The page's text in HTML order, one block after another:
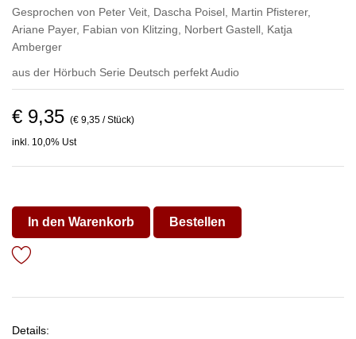
Gesprochen von Peter Veit Dascha Poisel Martin Pfisterer,
Ariane Payer, Fabian von Klitzing Norbert Gastell Katja
Amberger
aus der Hörbuch Serie Deutsch perfekt Audio
€ 9,35 (€ 9,35 / Stück)
inkl. 10,0% Ust
In den Warenkorb Bestellen
Details: